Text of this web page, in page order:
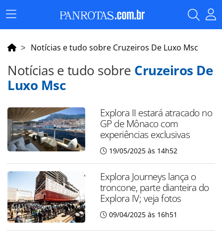
Menu
Principal
Notícias e tudo sobre Cruzeiros De Luxo Msc
Notícias e tudo sobre Cruzeiros De
Luxo Msc
Explora II estará atracado no
GP de Mônaco com
experiências exclusivas
19/05/2025 às 14h52
Explora Journeys lança o
troncone, parte dianteira do
Explora IV; veja fotos
09/04/2025 às 16h51